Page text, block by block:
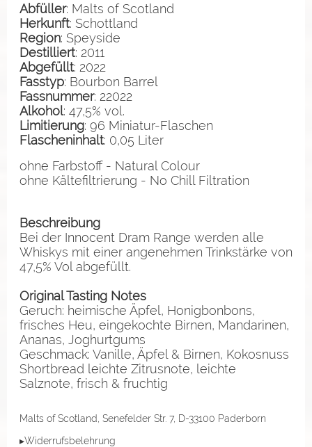
Abfüller: Malts of Scotland
Herkunft: Schottland
Region: Speyside
Destilliert: 2011
Abgefüllt: 2022
Fasstyp: Bourbon Barrel
Fassnummer: 22022
Alkohol: 47,5% vol.
Limitierung: 96 Miniatur-Flaschen
Flascheninhalt: 0,05 Liter
ohne Farbstoff - Natural Colour
ohne Kältefiltrierung - No Chill Filtration
Beschreibung
Bei der Innocent Dram Range werden alle
Whiskys mit einer angenehmen Trinkstärke von
47,5% Vol abgefüllt.
Original Tasting Notes
Geruch: heimische Äpfel, Honigbonbons,
frisches Heu, eingekochte Birnen, Mandarinen,
Ananas, Joghurtgums
Geschmack: Vanille, Äpfel & Birnen, Kokosnuss
Shortbread leichte Zitrusnote, leichte
Salznote, frisch & fruchtig
Malts of Scotland, Senefelder Str. 7, D-33100 Paderborn
▸Widerrufsbelehrung